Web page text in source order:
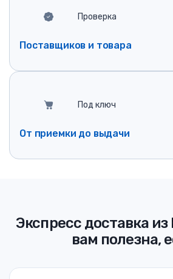
Проверка
Поставщиков и товара
Под ключ
От приемки до выдачи
Экспресс доставка
вам полезна,